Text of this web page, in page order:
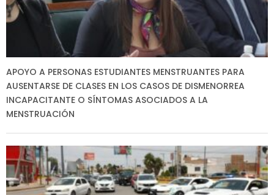
APOYO A PERSONAS ESTUDIANTES MENSTRUANTES PARA
AUSENTARSE DE CLASES EN LOS CASOS DE DISMENORREA
INCAPACITANTE O SÍNTOMAS ASOCIADOS A LA
MENSTRUACIÓN